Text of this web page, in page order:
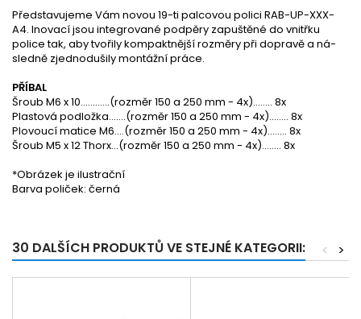
Představujeme Vám novou 19-ti palcovou polici RAB-UP-XXX­-
A4. Inovací jsou integrované podpěry zapuštěné do vnitřku
police tak, aby tvořily kompaktnější rozměry při dopravě a ná­
sledně zjednodušily montážní práce.
PŘÍBAL
Šroub M6 x 10............(rozměr 150 a 250 mm - 4x)........ 8x
Plastová podložka.......(rozměr 150 a 250 mm - 4x)........ 8x
Plovoucí matice M6....(rozměr 150 a 250 mm - 4x)........ 8x
Šroub M5 x 12 Thorx...(rozměr 150 a 250 mm - 4x)........ 8x
*Obrázek je ilustrační
Barva poliček: černá
30 DALŠÍCH PRODUKTŮ VE STEJNÉ KATEGORII: >
<